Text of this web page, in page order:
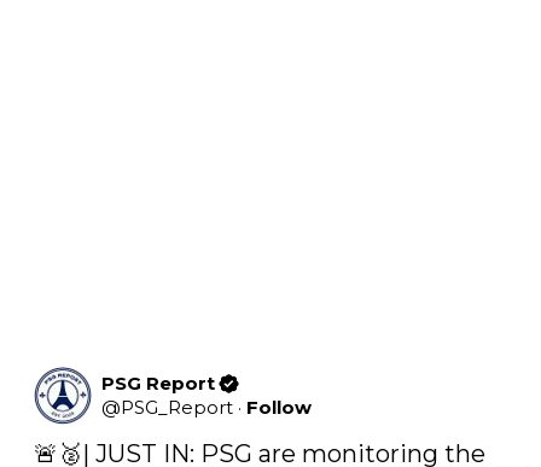
PSG Report
@PSG_Report · Follow
🚨🥈| JUST IN: PSG are monitoring the